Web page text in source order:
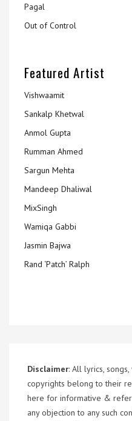
Pagal
Out of Control
Featured Artist
Vishwaamit
Sankalp Khetwal
Anmol Gupta
Rumman Ahmed
Sargun Mehta
Mandeep Dhaliwal
MixSingh
Wamiqa Gabbi
Jasmin Bajwa
Rand ‘Patch’ Ralph
Disclaimer: All lyrics,
copyrights belong to their
here for informative &
any objection to any such